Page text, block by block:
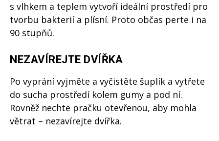
s vlhkem a teplem vytvoří ideální prostředí pro
tvorbu bakterií a plísní. Proto občas perte i na
90 stupňů.
NEZAVÍREJTE DVÍŘKA
Po vyprání vyjměte a vyčistěte šuplík a vytřete
do sucha prostředí kolem gumy a pod ní.
Rovněž nechte pračku otevřenou, aby mohla
větrat – nezavírejte dvířka.